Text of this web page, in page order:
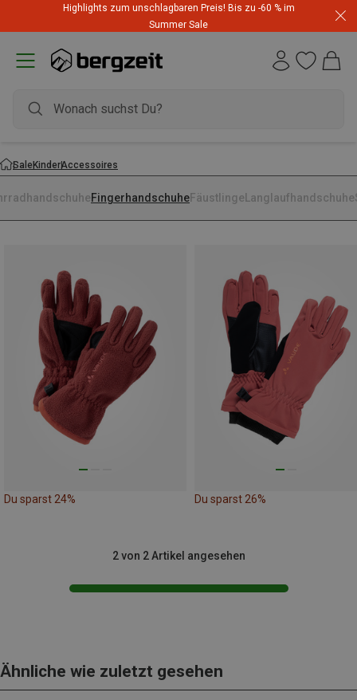
Highlights zum unschlagbaren Preis! Bis zu -60 % im
Summer Sale
SaleKinderAccessoires
FingerhandschuheFäustlinge Langlaufhandschuhe
Du sparst 24% Du sparst 26%
2 von 2 Artikel angesehen
Ähnliche wie zuletzt gesehen